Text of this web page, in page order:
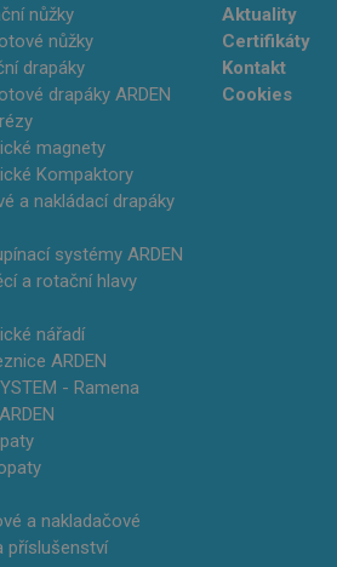
nůžky
nůžky
drapáky
drapáky ARDEN
magnety
Kompaktory
a nakládací drapáky
systémy ARDEN
a rotační hlavy
nářadí
ARDEN
- Ramena
a nakladačové
příslušenství
Aktuality
Certifikáty
Kontakt
Cookies